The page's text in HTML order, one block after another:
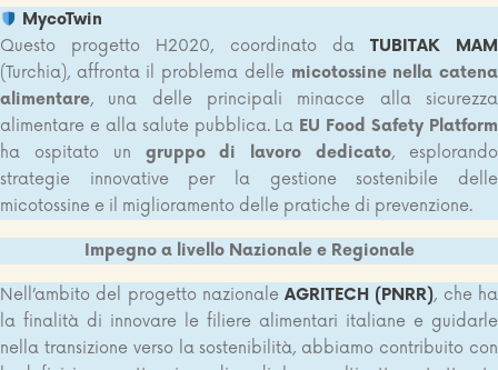
MycoTwin
Questo progetto H2020, coordinato da TUBITAK MAM
(Turchia), affronta il problema delle micotossine nella catena
alimentare, una delle principali minacce alla sicurezza
alimentare e alla salute pubblica. La EU Food Safety Platform
ha ospitato un gruppo di lavoro dedicato, esplorando
strategie innovative per la gestione sostenibile delle
micotossine e il miglioramento delle pratiche di prevenzione.
Impegno a livello Nazionale e Regionale
Nell’ambito del progetto nazionale AGRITECH (PNRR), che ha
la finalità di innovare le filiere alimentari italiane e guidarle
nella transizione verso la sostenibilità, abbiamo contribuito con